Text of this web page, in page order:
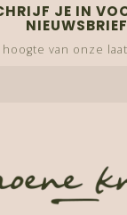
JE IN
NIEUWSBRIEF
van onze